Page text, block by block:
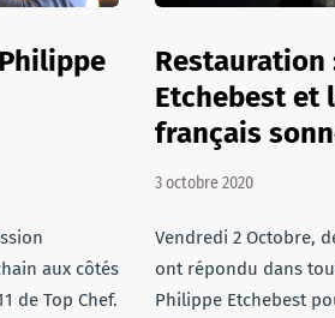
aux côtés
de Top Chef.
Restauration
Etchebest et
français
3 octobre 2020
Vendredi 2 Octobre,
ont répondu dans
Philippe Etchebest